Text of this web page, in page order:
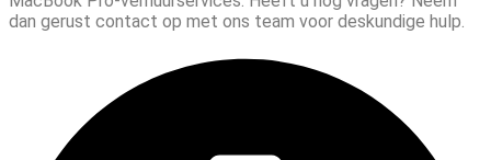
dan gerust contact op met ons team voor deskundige hulp.